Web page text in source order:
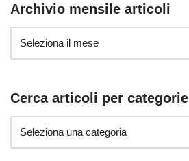
Archivio mensile articoli
Cerca articoli per categorie